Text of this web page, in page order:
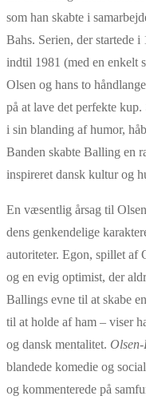
som han skabte i
Bahs. Serien, der startede
indtil 1981 (med en enkelt
Olsen og hans to
på at lave det perfekte
i sin blanding af humor,
Banden skabte Balling en
inspireret dansk kultur og
En væsentlig årsag til
dens genkendelige
autoriteter. Egon, spillet af
og en evig optimist, der
Ballings evne til at skabe
til at holde af ham – viser
og dansk mentalitet.
blandede komedie og
og kommenterede på